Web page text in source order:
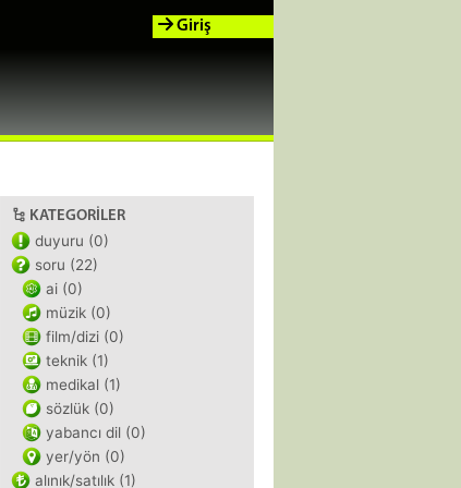
Giriş
KATEGORILER
duyuru (0)
soru (22)
ai (0)
müzik (0)
film/dizi (0)
teknik (1)
medikal (1)
sözlük (0)
yabancı dil (0)
yer/yön (0)
alınık/satılık (1)